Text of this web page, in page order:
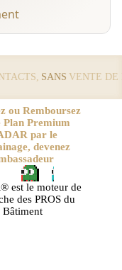
SANSVENTE DE
ou Remboursez
Plan Premium
par le
devenez
est le moteur de
des PROS du
Bâtiment